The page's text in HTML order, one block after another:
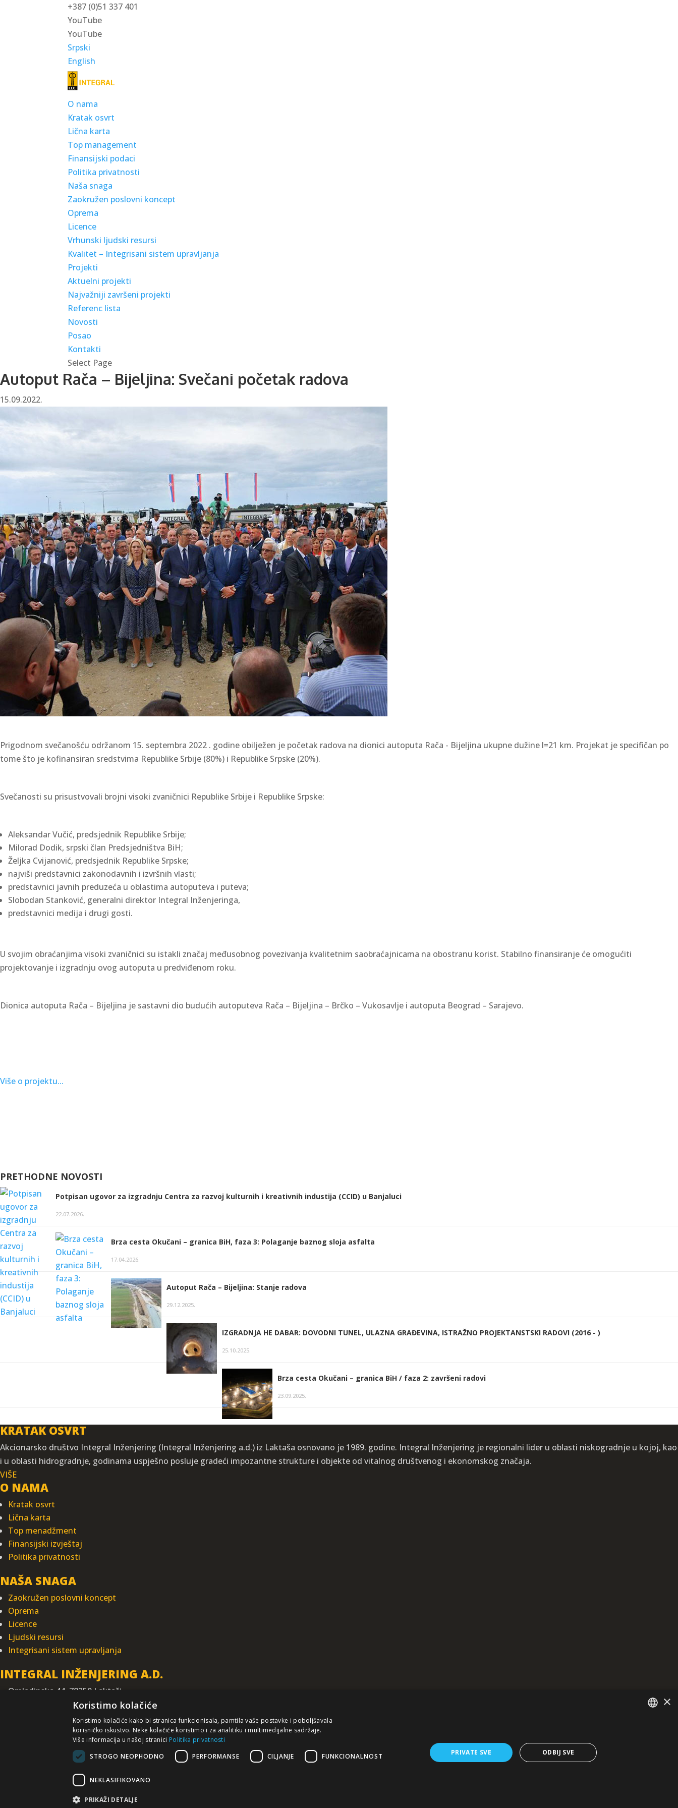
+387 (0)51 337 401
YouTube
YouTube
Srpski
English
O nama
Kratak osvrt
Lična karta
Top management
Finansijski podaci
Politika privatnosti
Naša snaga
Zaokružen poslovni koncept
Oprema
Licence
Vrhunski ljudski resursi
Kvalitet – Integrisani sistem upravljanja
Projekti
Aktuelni projekti
Najvažniji završeni projekti
Referenc lista
Novosti
Posao
Kontakti
Select Page
Autoput Rača – Bijeljina: Svečani početak radova
15.09.2022.
Prigodnom svečanošću održanom 15. septembra 2022 . godine obilježen je početak radova na dionici autoputa Rača - Bijeljina ukupne dužine l=21 km. Projekat je specifičan po
tome što je kofinansiran sredstvima Republike Srbije (80%) i Republike Srpske (20%).
Svečanosti su prisustvovali brojni visoki zvaničnici Republike Srbije i Republike Srpske:
Aleksandar Vučić, predsjednik Republike Srbije;
Milorad Dodik, srpski član Predsjedništva BiH;
Željka Cvijanović, predsjednik Republike Srpske;
najviši predstavnici zakonodavnih i izvršnih vlasti;
predstavnici javnih preduzeća u oblastima autoputeva i puteva;
Slobodan Stanković, generalni direktor Integral Inženjeringa,
predstavnici medija i drugi gosti.
U svojim obraćanjima visoki zvaničnici su istakli značaj međusobnog povezivanja kvalitetnim saobraćajnicama na obostranu korist. Stabilno finansiranje će omogućiti
projektovanje i izgradnju ovog autoputa u predviđenom roku.
Dionica autoputa Rača – Bijeljina je sastavni dio budućih autoputeva Rača – Bijeljina – Brčko – Vukosavlje i autoputa Beograd – Sarajevo.
Više o projektu...
PRETHODNE NOVOSTI
Potpisan ugovor za izgradnju Centra za razvoj kulturnih i kreativnih industija (CCID) u Banjaluci
22.07.2026.
Brza cesta Okučani – granica BiH, faza 3: Polaganje baznog sloja asfalta
17.04.2026.
Autoput Rača – Bijeljina: Stanje radova
29.12.2025.
IZGRADNJA HE DABAR: DOVODNI TUNEL, ULAZNA GRAĐEVINA, ISTRAŽNO PROJEKTANSTSKI RADOVI (2016 - )
25.10.2025.
Brza cesta Okučani – granica BiH / faza 2: završeni radovi
23.09.2025.
KRATAK OSVRT
Akcionarsko društvo Integral Inženjering (Integral Inženjering a.d.) iz Laktaša osnovano je 1989. godine. Integral Inženjering je regionalni lider u oblasti niskogradnje u kojoj, kao
i u oblasti hidrogradnje, godinama uspješno posluje gradeći impozantne strukture i objekte od vitalnog društvenog i ekonomskog značaja.
VIŠE
O NAMA
Kratak osvrt
Lična karta
Top menadžment
Finansijski izvještaj
Politika privatnosti
NAŠA SNAGA
Zaokružen poslovni koncept
Oprema
Licence
Ljudski resursi
Integrisani sistem upravljanja
INTEGRAL INŽENJERING A.D.
Omladinska 44, 78250 Laktaši
+387 (0)51 337 401
+387 (0)51 337 491
iicbl@integragrupa.com
Sadržaj ovog sajta služi za istovremeno informisanje poslovne, stručne i opšte javnosti.
Prihvatate da dobrovoljno pristupate sajtu i da ste isključivo i lično odgovorni za vaše izbore, akcije i rezultate – sada i u budućnosti
×
Koristimo kolačiće
Koristimo kolačiće kako bi stranica funkcionisala, pamtila vaše postavke i poboljšavala
korisničko iskustvo. Neke kolačiće koristimo i za analitiku i multimedijalne sadržaje.
Više informacija u našoj stranici Politika privatnosti
STROGO NEOPHODNO
PERFORMANSE CILJANJE FUNKCIONALNOST
NEKLASIFIKOVANO
PRIKAŽI DETALJE
PRIVATE SVE ODBIJ SVE